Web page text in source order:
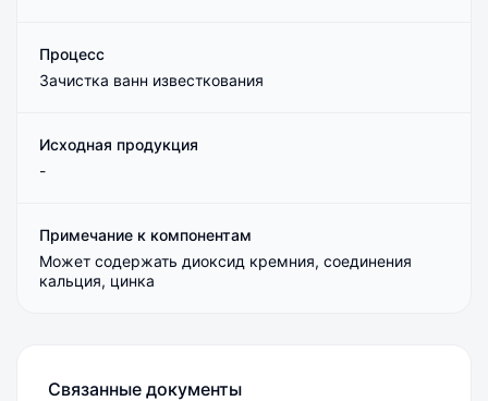
Процесс
Зачистка ванн известкования
Исходная продукция
-
Примечание к компонентам
Может содержать диоксид кремния, соединения
кальция, цинка
Связанные документы